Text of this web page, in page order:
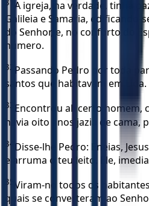
31
A igreja, na verdade, tinha
Galileia e Samaria, edificando-
do Senhor, e, no conforto do
número.
32 Passando Pedro por toda
santos que habitavam em Lida.
33 Encontrou ali certo homem,
havia oito anos jazia de cama,
34 Disse-lhe Pedro: Eneias,
e arruma o teu leito. Ele,
35 Viram-no todos os
quais se converteram ao